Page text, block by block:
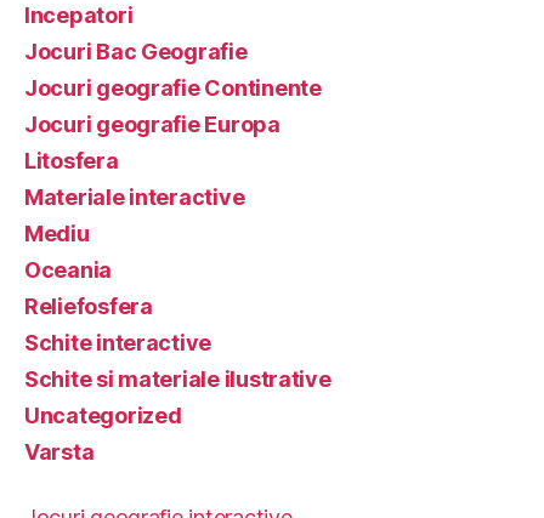
Incepatori
Jocuri Bac Geografie
Jocuri geografie Continente
Jocuri geografie Europa
Litosfera
Materiale interactive
Mediu
Oceania
Reliefosfera
Schite interactive
Schite si materiale ilustrative
Uncategorized
Varsta